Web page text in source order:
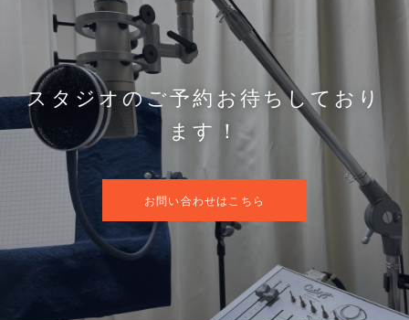
スタジオのご予約お待ちしており
ます！
お問い合わせはこちら